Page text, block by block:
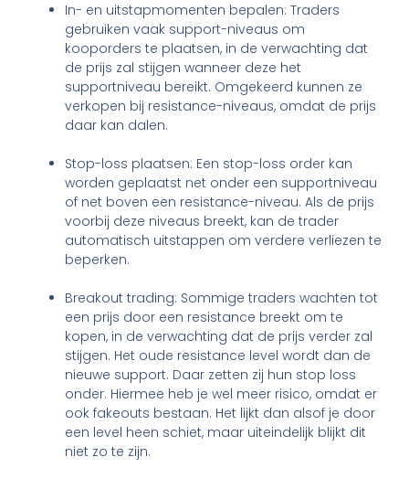
In- en uitstapmomenten bepalen: Traders
gebruiken vaak support-niveaus om
kooporders te plaatsen, in de verwachting dat
de prijs zal stijgen wanneer deze het
supportniveau bereikt. Omgekeerd kunnen ze
verkopen bij resistance-niveaus, omdat de prijs
daar kan dalen.
Stop-loss plaatsen: Een stop-loss order kan
worden geplaatst net onder een supportniveau
of net boven een resistance-niveau. Als de prijs
voorbij deze niveaus breekt, kan de trader
automatisch uitstappen om verdere verliezen te
beperken.
Breakout trading: Sommige traders wachten tot
een prijs door een resistance breekt om te
kopen, in de verwachting dat de prijs verder zal
stijgen. Het oude resistance level wordt dan de
nieuwe support. Daar zetten zij hun stop loss
onder. Hiermee heb je wel meer risico, omdat er
ook fakeouts bestaan. Het lijkt dan alsof je door
een level heen schiet, maar uiteindelijk blijkt dit
niet zo te zijn.